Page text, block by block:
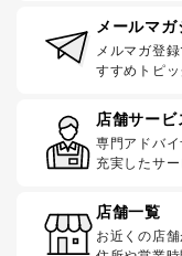
メールマガ
メルマガ登
すすめトピッ
店舗サービ
専門アドバ
充実したサ
店舗一覧
お近くの店